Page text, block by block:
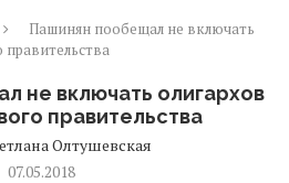
Пашинян пообещал не включать
правительства
не включать олигархов
правительства
Олтушевская
07.05.2018